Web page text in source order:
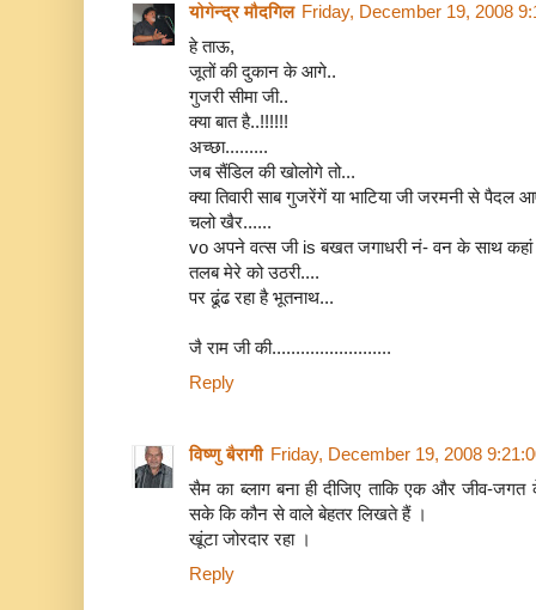
योगेन्द्र मौदगिल Friday, December 19, 2008
हे ताऊ,
जूतों की दुकान के आगे..
गुजरी सीमा जी..
क्या बात है..!!!!!!
अच्छा.........
जब सैंडिल की खोलोगे तो...
क्या तिवारी साब गुजरेंगें या भाटिया जी जरमनी से पैदल
चलो खैर......
vo अपने वत्स जी is बखत जगाधरी नं- वन के साथ कहां
तलब मेरे को उठरी....
पर ढूंढ रहा है भूतनाथ...
जै राम जी की.........................
Reply
विष्णु बैरागी Friday, December 19, 2008
सैम का ब्‍लाग बना ही दीजिए ताकि एक और जीव-
सके कि कौन से वाले बेहतर लिखते हैं ।
खूंटा जोरदार रहा ।
Reply